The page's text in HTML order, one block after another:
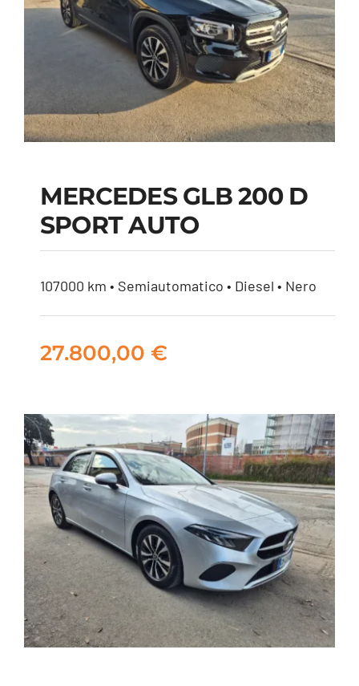
MERCEDES GLB 200
MERCEDES GLB 200 D
SPORT AUTO
107000 km • Semiautomatico • Diesel • Nero
27.800,00 €